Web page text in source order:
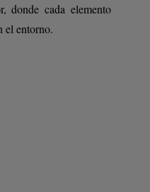
donde cada elemento
el entorno.